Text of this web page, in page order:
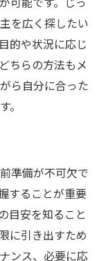
可能です。じっ
を広く探したい
的や状況に応じ
ちらの方法もメ
ら自分に合った
。
準備が不可欠で
することが重要
目安を知ること
に引き出すため
ンス、必要に応